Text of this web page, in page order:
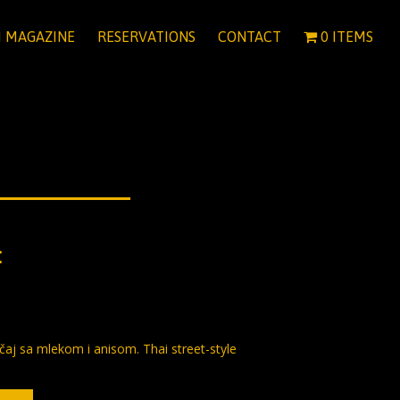
MAGAZINE RESERVATIONS CONTACT 0 ITEMS
sa mlekom i anisom. Thai street-style